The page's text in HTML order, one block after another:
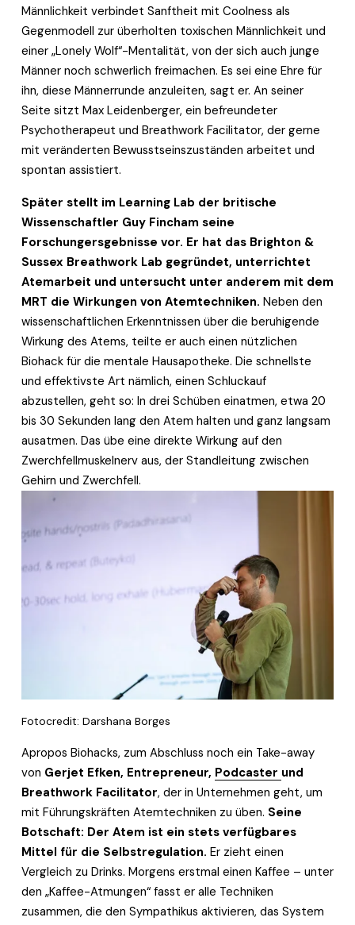
Männlichkeit verbindet Sanftheit mit Coolness als
Gegenmodell zur überholten toxischen Männlichkeit und
einer „Lonely Wolf“-Mentalität, von der sich auch junge
Männer noch schwerlich freimachen. Es sei eine Ehre für
ihn, diese Männerrunde anzuleiten, sagt er. An seiner
Seite sitzt Max Leidenberger, ein befreundeter
Psychotherapeut und Breathwork Facilitator, der gerne
mit veränderten Bewusstseinszuständen arbeitet und
spontan assistiert.
Später stellt im Learning Lab der britische
Wissenschaftler Guy Fincham seine
Forschungersgebnisse vor. Er hat das Brighton &
Sussex Breathwork Lab gegründet, unterrichtet
Atemarbeit und untersucht unter anderem mit dem
MRT die Wirkungen von Atemtechniken. Neben den
wissenschaftlichen Erkenntnissen über die beruhigende
Wirkung des Atems, teilte er auch einen nützlichen
Biohack für die mentale Hausapotheke. Die schnellste
und effektivste Art nämlich, einen Schluckauf
abzustellen, geht so: In drei Schüben einatmen, etwa 20
bis 30 Sekunden lang den Atem halten und ganz langsam
ausatmen. Das übe eine direkte Wirkung auf den
Zwerchfellmuskelnerv aus, der Standleitung zwischen
Gehirn und Zwerchfell.
Fotocredit: Darshana Borges
Apropos Biohacks, zum Abschluss noch ein Take-away
von Gerjet Efken, Entrepreneur, Podcaster und
Breathwork Facilitator, der in Unternehmen geht, um
mit Führungskräften Atemtechniken zu üben. Seine
Botschaft: Der Atem ist ein stets verfügbares
Mittel für die Selbstregulation. Er zieht einen
Vergleich zu Drinks. Morgens erstmal einen Kaffee – unter
den „Kaffee-Atmungen“ fasst er alle Techniken
zusammen, die den Sympathikus aktivieren, das System